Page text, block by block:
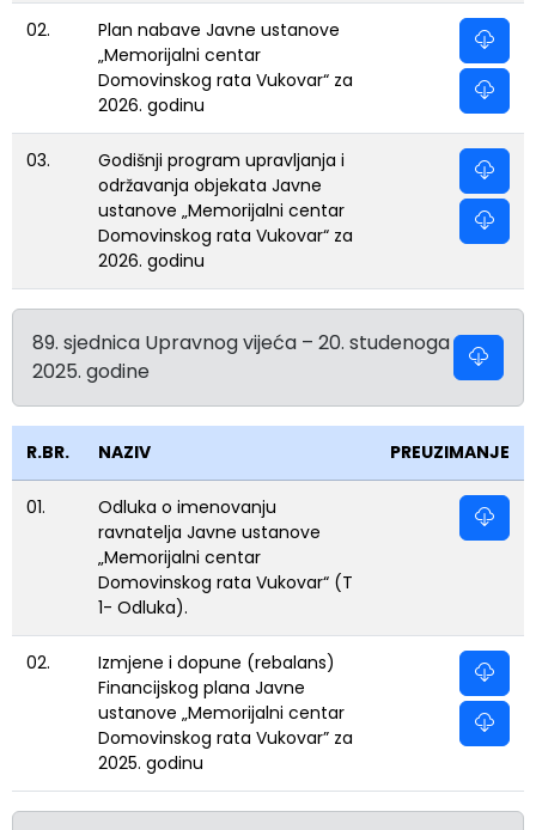
02.
Plan nabave Javne ustanove
„Memorijalni centar
Domovinskog rata Vukovar“ za
2026. godinu
03.
Godišnji program upravljanja i
održavanja objekata Javne
ustanove „Memorijalni centar
Domovinskog rata Vukovar“ za
2026. godinu
89. sjednica Upravnog vijeća – 20. studenoga
2025. godine
R.BR. NAZIV PREUZIMANJE
01.
Odluka o imenovanju
ravnatelja Javne ustanove
„Memorijalni centar
Domovinskog rata Vukovar“ (T
1- Odluka).
02.
Izmjene i dopune (rebalans)
Financijskog plana Javne
ustanove „Memorijalni centar
Domovinskog rata Vukovar” za
2025. godinu